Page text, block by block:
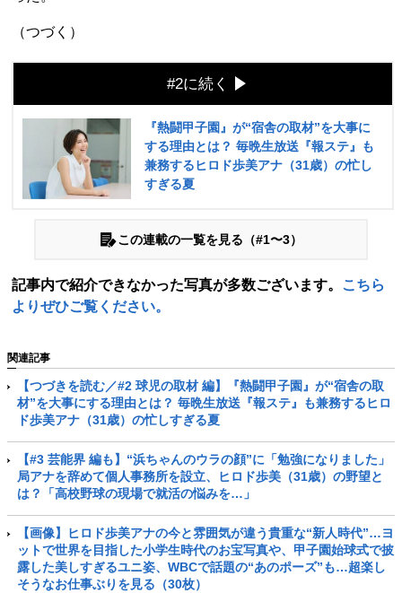
（つづく）
#2に続く
『熱闘甲子園』が“宿舎の取材”を大事に
する理由とは？ 毎晩生放送『報ステ』も
兼務するヒロド歩美アナ（31歳）の忙し
すぎる夏
この連載の一覧を見る（#1〜3）
記事内で紹介できなかった写真が多数ございます。
こちら
よりぜひご覧ください。
関連記事
【つづきを読む／#2 球児の取材 編】『熱闘甲子園』が“宿舎の取
材”を大事にする理由とは？ 毎晩生放送『報ステ』も兼務するヒロ
ド歩美アナ（31歳）の忙しすぎる夏
【#3 芸能界 編も】“浜ちゃんのウラの顔”に「勉強になりました」
局アナを辞めて個人事務所を設立、ヒロド歩美（31歳）の野望と
は？「高校野球の現場で就活の悩みを…」
【画像】ヒロド歩美アナの今と雰囲気が違う貴重な“新人時代”…ヨ
ットで世界を目指した小学生時代のお宝写真や、甲子園始球式で披
露した美しすぎるユニ姿、WBCで話題の“あのポーズ”も…超楽し
そうなお仕事ぶりを見る（30枚）